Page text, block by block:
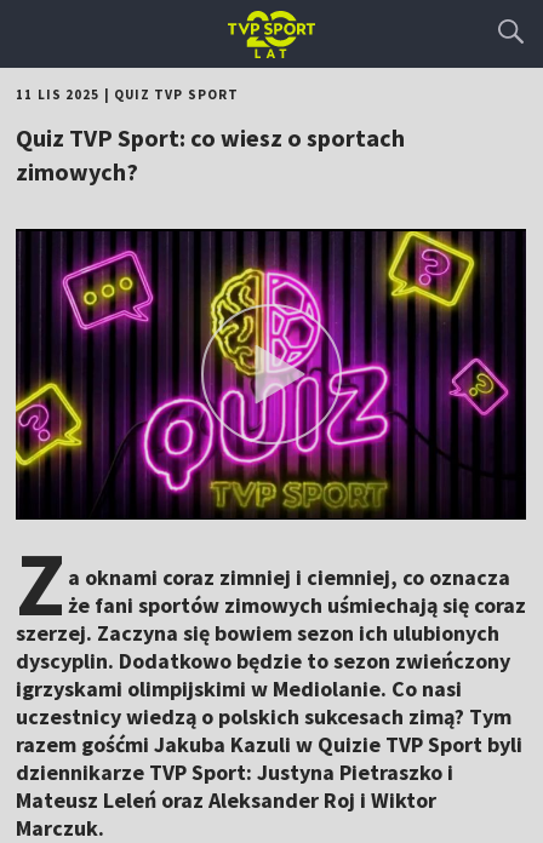
11 LIS 2025 QUIZ TVP SPORT
Quiz TVP Sport: co wiesz o sportach
zimowych?
Z a oknami coraz zimniej i ciemniej, co oznacza
że fani sportów zimowych uśmiechają się coraz
szerzej. Zaczyna się bowiem sezon ich ulubionych
dyscyplin. Dodatkowo będzie to sezon zwieńczony
igrzyskami olimpijskimi w Mediolanie. Co nasi
uczestnicy wiedzą o polskich sukcesach zimą? Tym
razem gośćmi Jakuba Kazuli w Quizie TVP Sport byli
dziennikarze TVP Sport: Justyna Pietraszko i
Mateusz Leleń oraz Aleksander Roj i Wiktor
Marczuk.